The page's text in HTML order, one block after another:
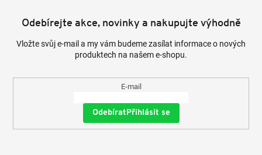
Odebírejte akce, novinky a nakupujte výhodně
Vložte svůj e-mail a my vám budeme zasílat informace o nových
produktech na našem e-shopu.
E-mail
Přihlásit se